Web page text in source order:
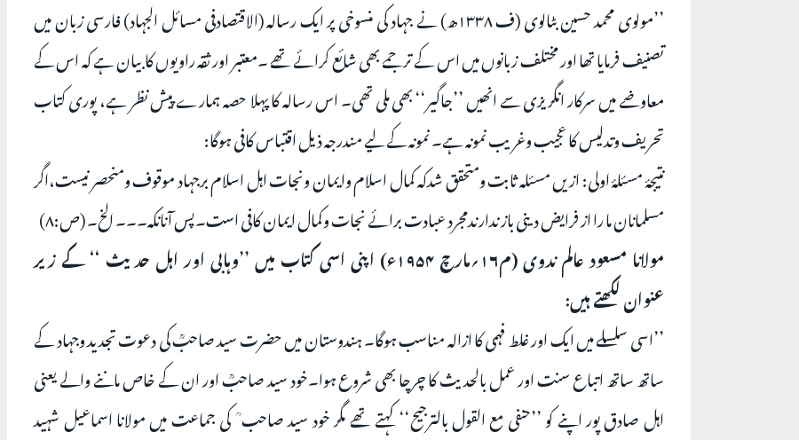
’’مولوی محمد حسین بٹالوی (ف ۱۳۳۸ھ) نے جہاد کی منسوخی پر ایک رسالہ (الاقتصادفی مسائل الجہاد) فارسی زبان میں
تصنیف فرمایا تھا اور مختلف زبانوں میں اس کے ترجمے بھی شائع کرائے تھے ۔معتبر اور ثقہ راویوں کا بیان ہے کہ اس کے
معاوضے میں سرکار انگریزی سے انھیں ’’جاگیر‘‘ بھی ملی تھی۔ اس رسالہ کا پہلا حصہ ہمارے پیش نظر ہے، پوری کتاب
تحریف وتدلیس کا عجیب وغریب نمونہ ہے۔ نمونہ کے لیے مندرجہ ذیل اقتباس کافی ہوگا:
نتیجۂ مسئلۂ اولی: ازیں مسئلہ ثابت ومتحقق شدکہ کمال اسلام وایمان ونجات اہل اسلام برجہاد موقوف ومنحصر نیست،اگر
مسلمانان ما را از فرایض دینی باز ندارندمجرد عبادت برائے نجات وکمال ایمان کافی است۔پس آنانکہ۔۔۔ الخ۔ (ص:۸)
مولانا مسعود عالم ندوی (م۱۶؍مارچ ۱۹۵۴ء) اپنی اسی کتاب میں ’’وہابی اور اہل حدیث ‘‘ کے زیر
عنوان لکھتے ہیں:
’’اسی سلسلے میں ایک اور غلط فہمی کا ازالہ مناسب ہوگا۔ ہندوستان میں حضرت سید صاحبؒ کی دعوت تجدید وجہاد کے
ساتھ ساتھ اتباع سنت اور عمل بالحدیث کا چرچا بھی شروع ہوا۔خود سید صاحبؒ اور ان کے خاص ماننے والے یعنی
اہل صادق پور اپنے کو ’’حنفی مع القول بالترجیح‘‘ کہتے تھے مگر خود سید صاحب ؒ کی جماعت میں مولانا اسماعیل شہید